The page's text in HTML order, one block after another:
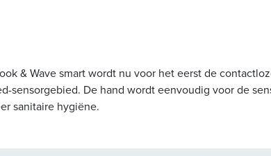
& Wave smart wordt nu voor het eerst de
De hand wordt eenvoudig voor de
sanitaire hygiëne.